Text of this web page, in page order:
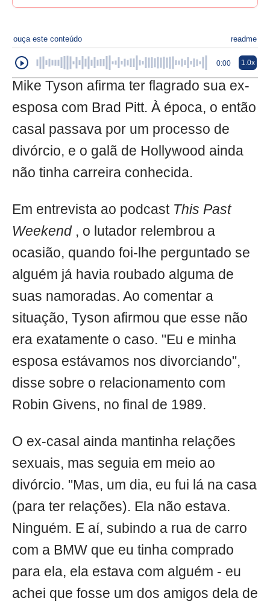
ouça este conteúdo readme
0:00 1.0x
Mike Tyson afirma ter flagrado sua ex-
esposa com Brad Pitt. À época, o então
casal passava por um processo de
divórcio, e o galã de Hollywood ainda
não tinha carreira conhecida.
Em entrevista ao podcast This Past
Weekend , o lutador relembrou a
ocasião, quando foi-lhe perguntado se
alguém já havia roubado alguma de
suas namoradas. Ao comentar a
situação, Tyson afirmou que esse não
era exatamente o caso. "Eu e minha
esposa estávamos nos divorciando",
disse sobre o relacionamento com
Robin Givens, no final de 1989.
O ex-casal ainda mantinha relações
sexuais, mas seguia em meio ao
divórcio. "Mas, um dia, eu fui lá na casa
(para ter relações). Ela não estava.
Ninguém. E aí, subindo a rua de carro
com a BMW que eu tinha comprado
para ela, ela estava com alguém - eu
achei que fosse um dos amigos dela de